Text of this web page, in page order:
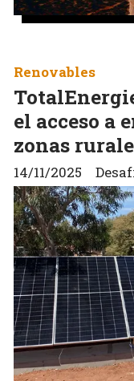
el acceso a
zonas
Renovables
14/11/2025